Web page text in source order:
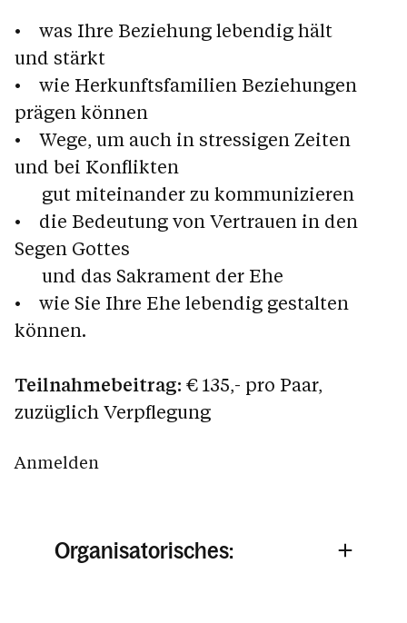
• was Ihre Beziehung lebendig hält
und stärkt
• wie Herkunftsfamilien Beziehungen
prägen können
• Wege, um auch in stressigen Zeiten
und bei Konflikten
gut miteinander zu kommunizieren
• die Bedeutung von Vertrauen in den
Segen Gottes
und das Sakrament der Ehe
• wie Sie Ihre Ehe lebendig gestalten
können.
Teilnahmebeitrag: € 135,- pro Paar,
zuzüglich Verpflegung
Anmelden
Organisatorisches: